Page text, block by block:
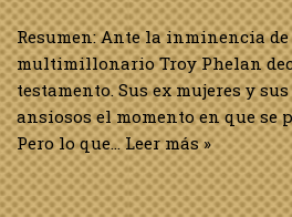
Resumen: Ante la inminencia de
multimillonario Troy Phelan
testamento. Sus ex mujeres y
ansiosos el momento en que se
Pero lo que…Leer más »